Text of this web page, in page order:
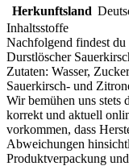
Herkunftsland
Inhaltsstoffe
Nachfolgend findest du
Durstlöscher
Zutaten: Wasser,
Sauerkirsch- und
Wir bemühen uns stets
korrekt und aktuell
vorkommen, dass
Abweichungen
Produktverpackung